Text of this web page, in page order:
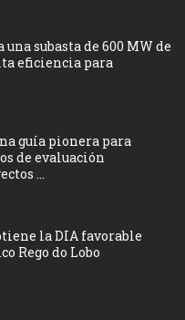
subasta de 600 MW de
eficiencia para
guía pionera para
de evaluación
...
la DIA favorable
Rego do Lobo